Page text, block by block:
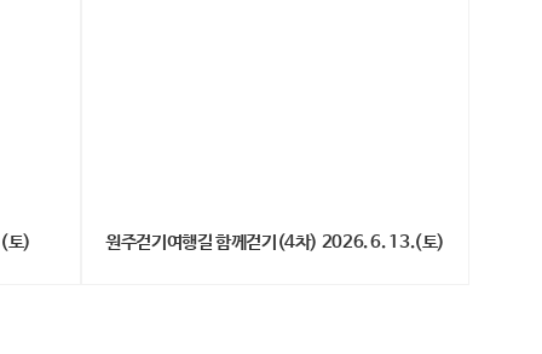
토) 원주걷기여행길 함께걷기(4차) 2026. 6. 13.(토)